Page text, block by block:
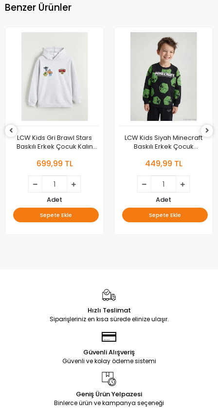
Benzer Ürünler
LCW Kids Gri Brawl Stars
Baskılı Erkek Çocuk Kalın
699,99 TL
Adet
Sepete Ekle
LCW Kids Siyah Minecraft
Baskılı Erkek Çocuk
449,99 TL
Adet
Sepete Ekle
Hızlı Teslimat
Siparişleriniz en kısa sürede elinize ulaşır.
Güvenli Alışveriş
Güvenli ve kolay ödeme sistemi
Geniş Ürün Yelpazesi
Binlerce ürün ve kampanya seçeneği